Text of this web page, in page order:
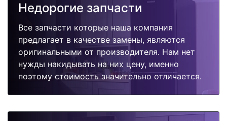
Недорогие запчасти
Все запчасти которые наша компания
предлагает в качестве замены, являются
оригинальными от производителя. Нам нет
нужды накидывать на них цену, именно
поэтому стоимость значительно отличается.